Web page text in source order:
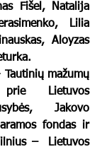
Fišel, Natalija
Lilia
Aloyzas
Lietuvos
Jakovo
fondas ir
–  Lietuvos